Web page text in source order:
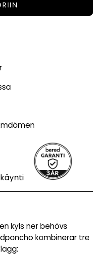
kyls ner behövs
kombinerar tre